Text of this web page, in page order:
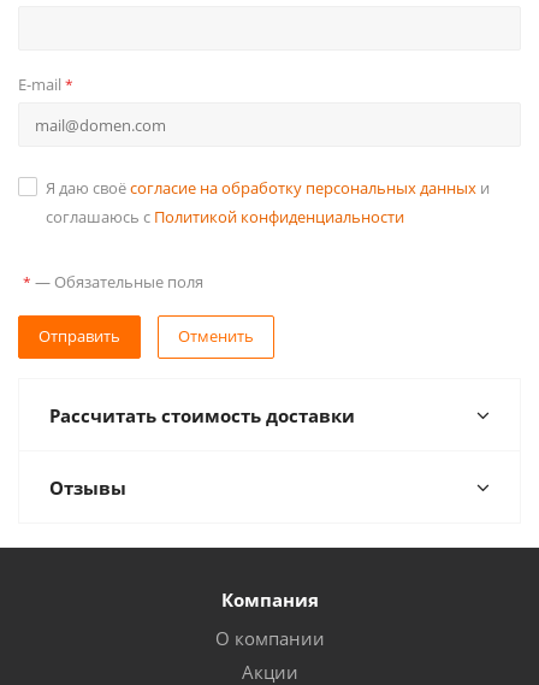
E-mail *
Я даю своёсогласие на обработку персональных данных и
соглашаюсь с Политикой конфиденциальности
* — Обязательные поля
Отправить Отменить
Рассчитать стоимость доставки
Отзывы
Компания
О компании
Акции